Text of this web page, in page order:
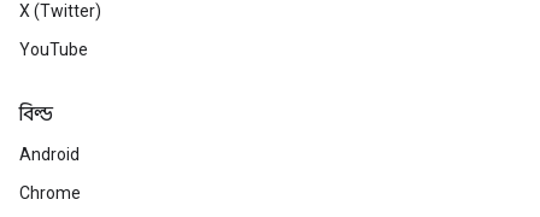
X (Twitter)
YouTube
বিল্ড
Android
Chrome